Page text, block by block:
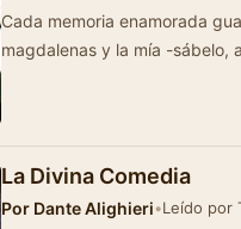
Cada memoria enamorada
magdalenas y la mía -sábelo,
La Divina Comedia
Por Dante Alighieri•Leído por